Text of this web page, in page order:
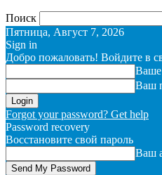
Поиск
Пятница, Август 7, 2026
Sign in
Добро пожаловать! Войдите в
Ваше
Ваш
Forgot your password? Get help
Password recovery
Восстановите свой пароль
Ваш